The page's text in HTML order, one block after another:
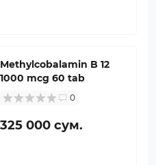
Methylcobalamin B 12
1000 mcg 60 tab
0
325 000 сум.